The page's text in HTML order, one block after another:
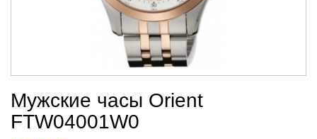
Мужские часы Orient
FTW04001W0